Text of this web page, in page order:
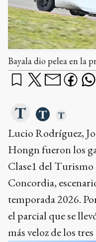
Bayala dio pelea en la
Lucio Rodríguez,
Hongn fueron los
Clase1 del
Concordia,
temporada 2026.
el parcial que se
más veloz de los